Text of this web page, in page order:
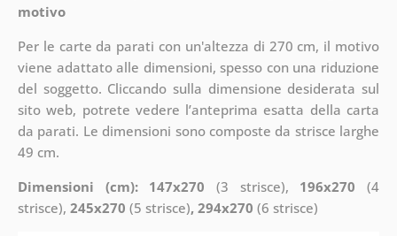
motivo
Per le carte da parati con un'altezza di 270 cm, il motivo
viene adattato alle dimensioni, spesso con una riduzione
del soggetto. Cliccando sulla dimensione desiderata sul
sito web, potrete vedere l’anteprima esatta della carta
da parati. Le dimensioni sono composte da strisce larghe
49 cm.
Dimensioni (cm): 147x270 (3 strisce), 196x270 (4
strisce), 245x270 (5 strisce), 294x270 (6 strisce)